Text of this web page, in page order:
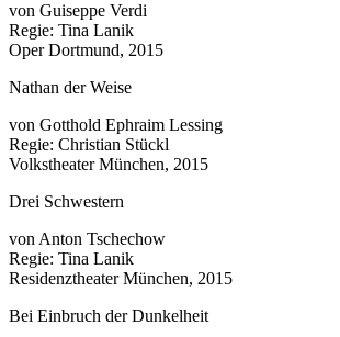
von Guiseppe Verdi
Regie: Tina Lanik
Oper Dortmund, 2015
Nathan der Weise
von Gotthold Ephraim Lessing
Regie: Christian Stückl
Volkstheater München, 2015
Drei Schwestern
von Anton Tschechow
Regie: Tina Lanik
Residenztheater München, 2015
Bei Einbruch der Dunkelheit